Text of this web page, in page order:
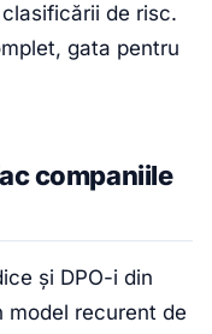
de risc.
gata pentru
companiile
și DPO-i din
model recurent de